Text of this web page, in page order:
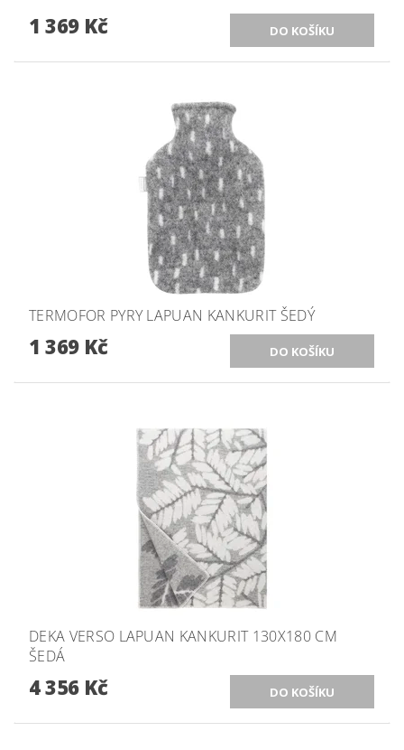
1 369 Kč
TERMOFOR PYRY LAPUAN KANKURIT ŠEDÝ
1 369 Kč
DEKA VERSO LAPUAN KANKURIT 130X180 CM
ŠEDÁ
4 356 Kč